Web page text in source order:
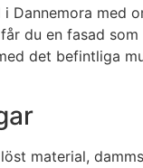
Dannemora med
du en fasad
det befintliga
material,